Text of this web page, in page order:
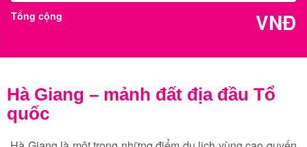
Tổng cộng VNĐ
Hà Giang – mảnh đất địa đầu Tổ
quốc